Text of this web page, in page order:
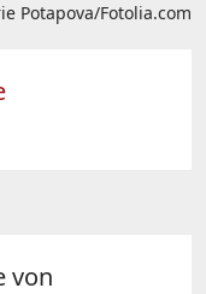
Potapova/Fotolia.com
von